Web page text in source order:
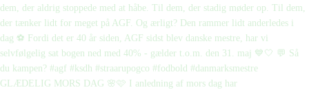
GLÆDELIG MORS DAG 🌸🩷 I anledning af mors dag har